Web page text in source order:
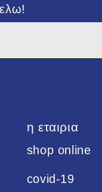
η εταιρια
shop online
covid-19